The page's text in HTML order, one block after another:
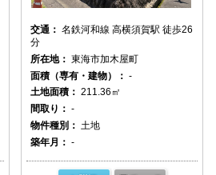
交通： 名鉄河和線 高横須賀駅 徒歩26
分
所在地： 東海市加木屋町
面積（専有・建物）： -
土地面積： 211.36㎡
間取り： -
物件種別： 土地
築年月： -